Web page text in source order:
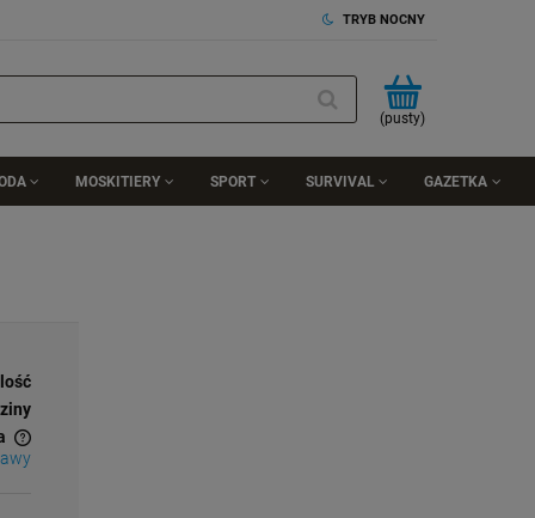
TRYB NOCNY
(pusty)
MOSKITIERY SPORT SURVIVAL GAZETKA